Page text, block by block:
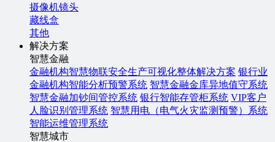
摄像机镜头
藏线盒
其他
解决方案
智慧金融
金融机构智慧物联安全生产可视化整体解决方案 银行业
金融机构智能分析预警系统 智慧金融金库异地值守系统
智慧金融加钞间管控系统 银行智能存管柜系统 VIP客户
人脸识别管理系统 智慧用电（电气火灾监测预警）系统
智能运维管理系统
智慧城市